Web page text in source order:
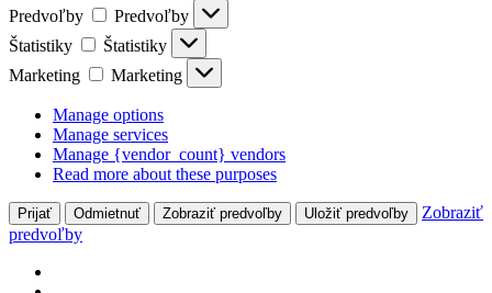
Predvoľby
Predvoľby
Štatistiky
Štatistiky
Marketing
Marketing
Manage options
Manage services
Manage {vendor_count} vendors
Read more about these purposes
Prijať Odmietnuť Zobraziť predvoľby Uložiť predvoľby
Zobraziť
predvoľby